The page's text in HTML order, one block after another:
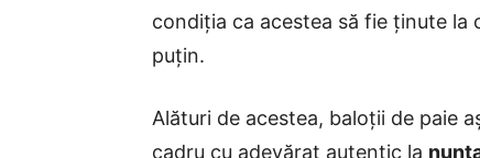
condiția ca acestea să fie ținute
puțin.
Alături de acestea, baloții de paie
cadru cu adevărat autentic la